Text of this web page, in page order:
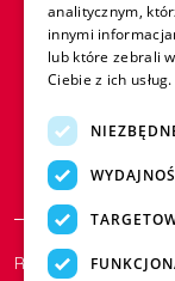
Regulamin i warunki
analitycznym,
innymi
lub które zebrali
Ciebie z ich usług.